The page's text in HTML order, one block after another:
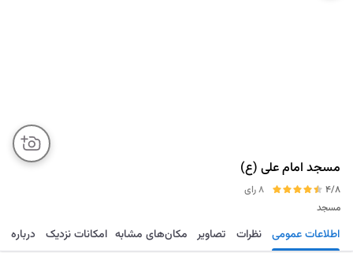
مسجد امام علی (ع)
4/8
8 رای
مسجد
مسیریابی ذخیره ارسال اطلاعات عمومی نظرات تصاویر مکان‌های مشابه امکانات نزدیک درباره